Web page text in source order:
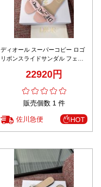
ディオール スーパーコピー ロゴ
リボンスライドサンダル フェミ
22920円
販売個数 1 件
佐川急便 HOT